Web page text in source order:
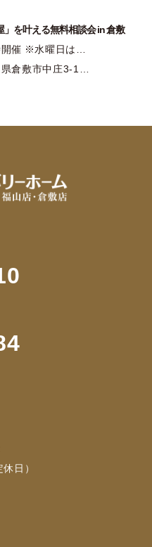
」を叶える無料相談会 in 倉敷
開催 ※水曜日は…
倉敷市中庄3-1…
日）